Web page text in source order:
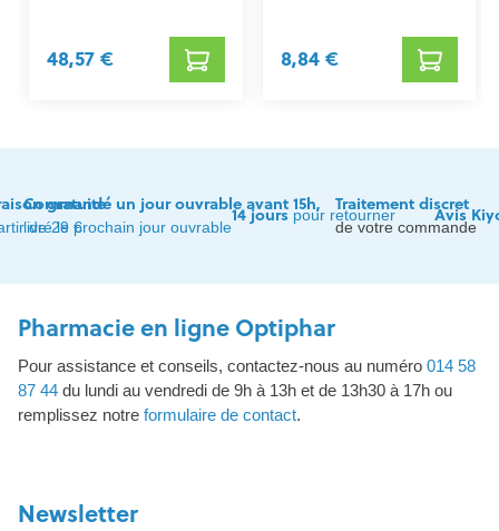
48,57 € 8,84 €
gratuite
de 29 €
Commandé un jour ouvrable avant 15h,
livré le prochain jour ouvrable
14 jourspour retourner
Traitement discret
de votre commande
Avis
Pharmacie en ligne Optiphar
Pour assistance et conseils, contactez-nous au numéro 014 58
87 44 du lundi au vendredi de 9h à 13h et de 13h30 à 17h ou
remplissez notre formulaire de contact.
Newsletter